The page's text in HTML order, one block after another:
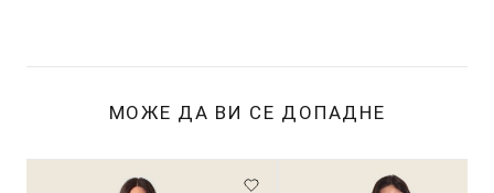
МОЖЕ ДА ВИ СЕ ДОПАДНЕ